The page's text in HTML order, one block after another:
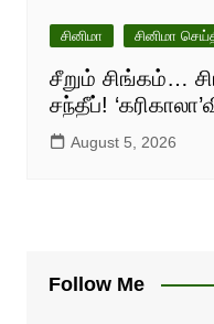
சினிமா சினிமா
சீறும் சிங்கம்…
சந்தீப்!
August 5, 2026
Follow Me